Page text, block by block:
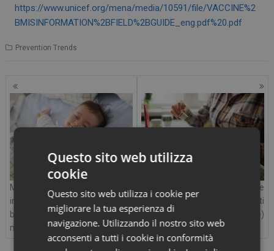
https://www.unicef.org/mena/media/10591/file/VACCINE%2
BMISINFORMATION%2BFIELD%2BGUIDE_eng.pdf%20.pdf
Prevention Trends
Meningiti e malattie batteriche
invasive: proteggere ogni
bambino con vaccini coniugati a
massima copertura
Vaccinazione e riduzione delle
riacutizzazioni nei pazienti
cronici: perché serve (anche)
destagionalizzare
Questo sito web utilizza
cookie
Questo sito web utilizza i cookie per
migliorare la tua esperienza di
navigazione. Utilizzando il nostro sito web
acconsenti a tutti i cookie in conformità